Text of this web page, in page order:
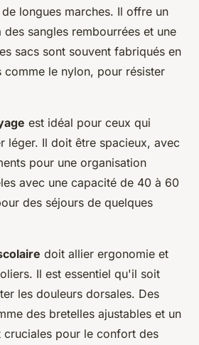
longues marches. Il offre un
sangles rembourrées et une
sacs sont souvent fabriqués en
comme le nylon, pour résister
est idéal pour ceux qui
léger. Il doit être spacieux, avec
pour une organisation
avec une capacité de 40 à 60
des séjours de quelques
doit allier ergonomie et
Il est essentiel qu'il soit
les douleurs dorsales. Des
des bretelles ajustables et un
pour le confort des